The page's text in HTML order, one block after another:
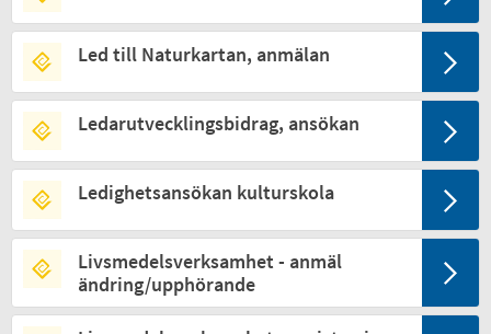
Led till Naturkartan, anmälan
Ledarutvecklingsbidrag, ansökan
Ledighetsansökan kulturskola
Livsmedelsverksamhet - anmäl
ändring/upphörande